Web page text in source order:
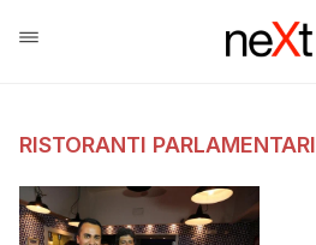
RISTORANTI PARLAMENTARI